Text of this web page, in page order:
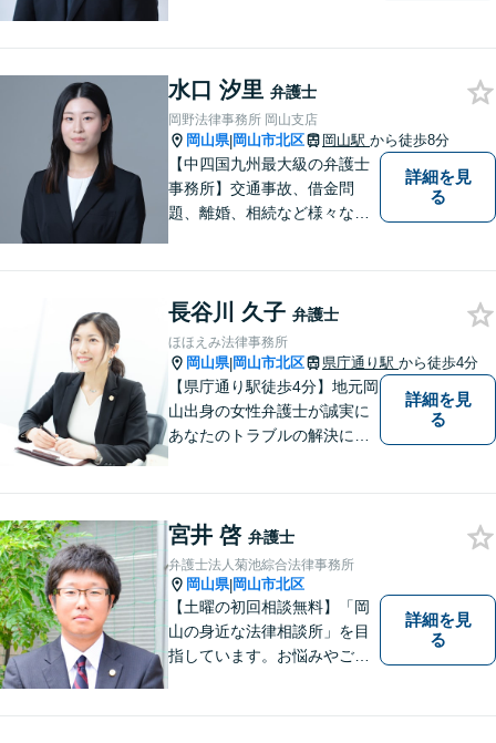
い！
水口 汐里 弁護士
岡野法律事務所 岡山支店
岡山県|岡山市北区 岡山駅 から徒歩8分
【中四国九州最大級の弁護士
事務所】交通事故、借金問
題、離婚、相続など様々な問
い！
詳細を見
る
長谷川 久子 弁護士
ほほえみ法律事務所
岡山県|岡山市北区 県庁通り駅 から徒歩4分
【県庁通り駅徒歩4分】地元岡
山出身の女性弁護士が誠実に
あなたのトラブルの解決に向
詳細を見
る
宮井 啓 弁護士
弁護士法人菊池綜合法律事務所
岡山県|岡山市北区
【土曜の初回相談無料】「岡
山の身近な法律相談所」を目
指しています。お悩みやご不
詳細を見
る